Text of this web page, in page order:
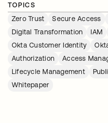
TOPICS
Zero Trust
Secure Access
Digital Transformation
IAM
Okta Customer Identity
Authorization
Access
Lifecycle Management
Whitepaper